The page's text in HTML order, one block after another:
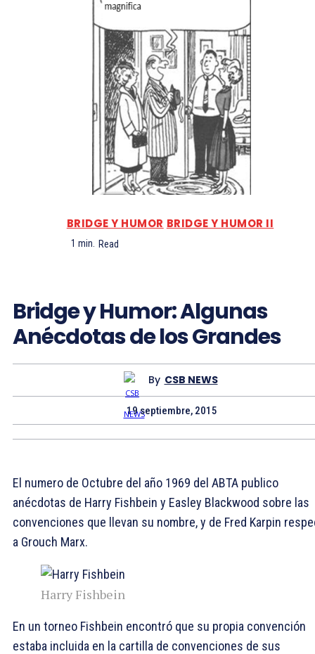
BRIDGE Y HUMOR BRIDGE Y HUMOR II
1 min. Read
Bridge y Humor: Algunas
Anécdotas de los Grandes
By CSB NEWS
19 septiembre, 2015
El numero de Octubre del año 1969 del ABTA publico
anécdotas de Harry Fishbein y Easley Blackwood sobre las
convenciones que llevan su nombre, y de Fred Karpin
a Grouch Marx.
Harry Fishbein
En un torneo Fishbein encontró que su propia convención
estaba incluida en la cartilla de convenciones de sus